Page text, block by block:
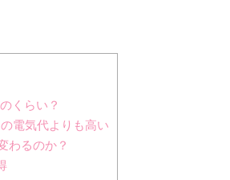
くらい？
電気代よりも高い
わるのか？